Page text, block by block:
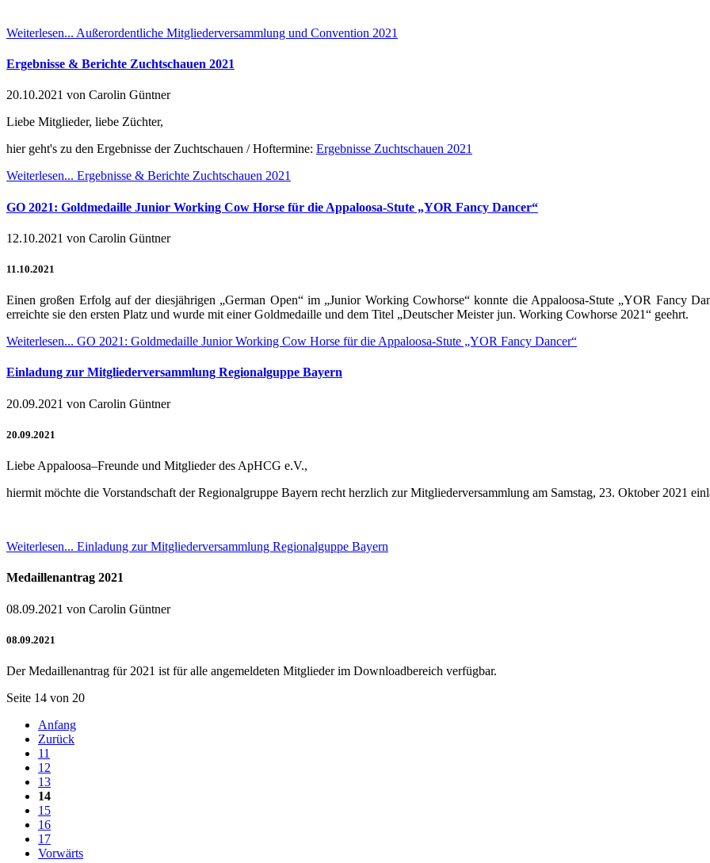
Weiterlesen... Außerordentliche Mitgliederversammlung und Convention 2021
Ergebnisse & Berichte Zuchtschauen 2021
20.10.2021 von Carolin Güntner
Liebe Mitglieder, liebe Züchter,
hier geht's zu den Ergebnisse der Zuchtschauen / Hoftermine: Ergebnisse Zuchtschauen 2021
Weiterlesen... Ergebnisse & Berichte Zuchtschauen 2021
GO 2021: Goldmedaille Junior Working Cow Horse für die Appaloosa-Stute „YOR Fancy Dancer“
12.10.2021 von Carolin Güntner
11.10.2021
Einen großen Erfolg auf der diesjährigen „German Open“ im „Junior Working Cowhorse“ konnte die Appaloosa-Stute „YOR Fancy
erreichte sie den ersten Platz und wurde mit einer Goldmedaille und dem Titel „Deutscher Meister jun. Working Cowhorse 2021“ geehrt.
Weiterlesen... GO 2021: Goldmedaille Junior Working Cow Horse für die Appaloosa-Stute „YOR Fancy Dancer“
Einladung zur Mitgliederversammlung Regionalguppe Bayern
20.09.2021 von Carolin Güntner
20.09.2021
Liebe Appaloosa–Freunde und Mitglieder des ApHCG e.V.,
hiermit möchte die Vorstandschaft der Regionalgruppe Bayern recht herzlich zur Mitgliederversammlung am Samstag, 23. Oktober 2021
Weiterlesen... Einladung zur Mitgliederversammlung Regionalguppe Bayern
Medaillenantrag 2021
08.09.2021 von Carolin Güntner
08.09.2021
Der Medaillenantrag für 2021 ist für alle angemeldeten Mitglieder im Downloadbereich verfügbar.
Seite 14 von 20
Anfang
Zurück
11
12
13
14
15
16
17
Vorwärts